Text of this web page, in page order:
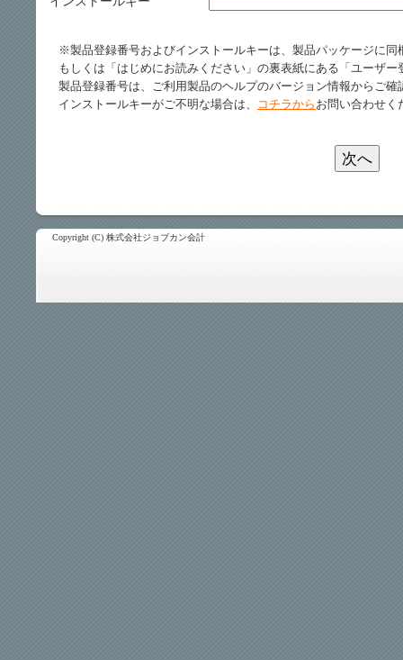
※製品登録番号およびインストールキーは、製品パッケージに同
もしくは「はじめにお読みください」の裏表紙にある「ユーザ
製品登録番号は、ご利用製品のヘルプのバージョン情報からご確
インストールキーがご不明な場合は、
コチラから お問い合わせく
Copyright (C) 株式会社ジョブカン会計